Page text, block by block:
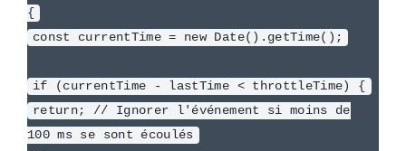
{
const currentTime = new Date().getTime();
if (currentTime - lastTime < throttleTime) {
return; // Ignorer l'événement si moins de
100 ms se sont écoulés